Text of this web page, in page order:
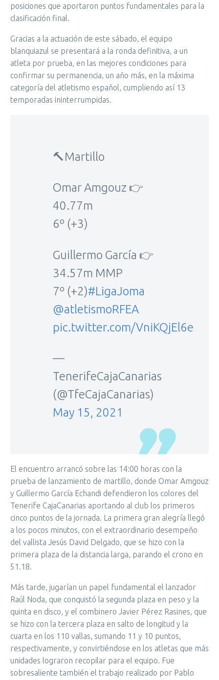
posiciones que aportaron puntos fundamentales para la
clasificación final.
Gracias a la actuación de este sábado, el equipo
blanquiazul se presentará a la ronda definitiva, a un
atleta por prueba, en las mejores condiciones para
confirmar su permanencia, un año más, en la máxima
categoría del atletismo español, cumpliendo así 13
temporadas ininterrumpidas.
🔨Martillo
Omar Amgouz 👉
40.77m
6º (+3)
Guillermo García 👉
34.57m MMP
7º (+2)#LigaJoma
@atletismoRFEA
pic.twitter.com/VniKQjEl6e
—
TenerifeCajaCanarias
(@TfeCajaCanarias)
May 15, 2021
El encuentro arrancó sobre las 14:00 horas con la
prueba de lanzamiento de martillo, donde Omar Amgouz
y Guillermo García Echandi defendieron los colores del
Tenerife CajaCanarias aportando al club los primeros
cinco puntos de la jornada. La primera gran alegría llegó
a los pocos minutos, con el extraordinario desempeño
del vallista Jesús David Delgado, que se hizo con la
primera plaza de la distancia larga, parando el crono en
51.18.
Más tarde, jugarían un papel fundamental el lanzador
Raúl Noda, que conquistó la segunda plaza en peso y la
quinta en disco, y el combinero Javier Pérez Rasines, que
se hizo con la tercera plaza en salto de longitud y la
cuarta en los 110 vallas, sumando 11 y 10 puntos,
respectivamente, y convirtiéndose en los atletas que más
unidades lograron recopilar para el equipo. Fue
sobresaliente también el trabajo realizado por Pablo